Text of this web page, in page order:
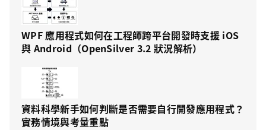
WPF 應用程式如何在工程師跨平台開發時支援 iOS
與 Android（OpenSilver 3.2 狀況解析）
資料科學新手如何判斷是否需要自行開發應用程式？
實務情境與考量重點